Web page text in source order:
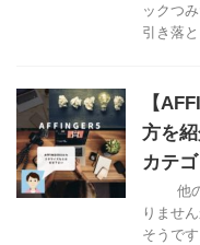
ックつ
引き落
【
方を
カテ
他の
りませ
そうで